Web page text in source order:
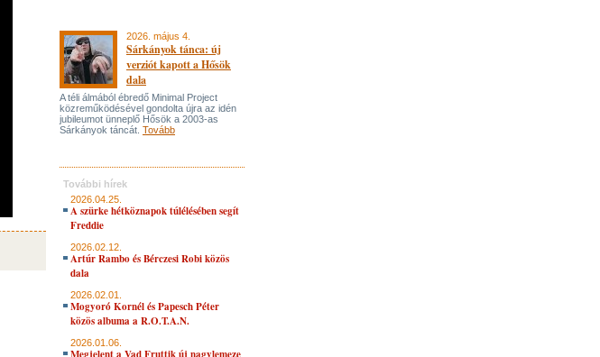
2026. május 4.
Sárkányok tánca: új
verziót kapott a Hősök
dala
A téli álmából ébredő Minimal Project
közreműködésével gondolta újra az idén
jubileumot ünneplő Hősök a 2003-as
Sárkányok táncát. Tovább
További hírek
2026.04.25.
A szürke hétköznapok túlélésében segít
Freddie
2026.02.12.
Artúr Rambo és Bérczesi Robi közös
dala
2026.02.01.
Mogyoró Kornél és Papesch Péter
közös albuma a R.O.T.A.N.
2026.01.06.